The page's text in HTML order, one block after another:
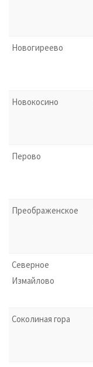
Новогиреево
Новокосино
Перово
Преображенское
Северное
Измайлово
Соколиная гора